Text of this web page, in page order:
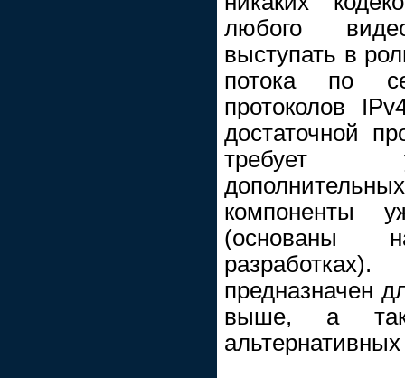
любого
выступать в
потока по
протоколов
достаточной
требует
компоненты
(основаны
предназначен
выше, а